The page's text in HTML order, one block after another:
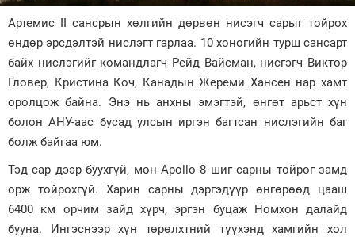
Дэлхий
Энтертайнмэнт
Зурхай
Артемис II сансрын хөлгийн дөрвөн нисэгч сарыг тойрох
өндөр эрсдэлтэй нислэгт гарлаа. 10 хоногийн турш сансарт
байх нислэгийг командлагч Рейд Вайсман, нисгэгч Виктор
Гловер, Кристина Коч, Канадын Жереми Хансен нар хамт
оролцож байна. Энэ нь анхны эмэгтэй, өнгөт арьст хүн
болон АНУ-аас бусад улсын иргэн багтсан нислэгийн баг
болж байгаа юм.
Тэд сар дээр буухгүй, мөн Apollo 8 шиг сарны тойрог замд
орж тойрохгүй. Харин сарны дэргэдүүр өнгөрөөд цааш
6400 км орчим зайд хүрч, эргэн буцаж Номхон далайд
бууна. Ингэснээр хүн төрөлхтний түүхэнд хамгийн хол